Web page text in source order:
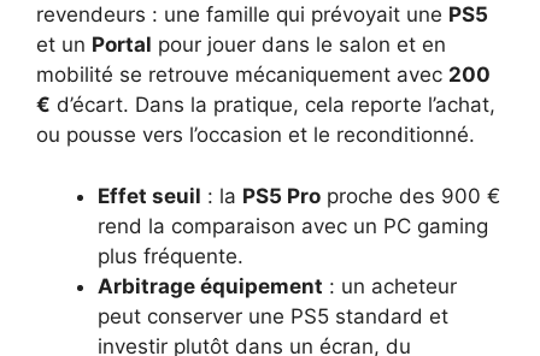
revendeurs : une famille qui prévoyait une PS5
et un Portal pour jouer dans le salon et en
mobilité se retrouve mécaniquement avec 200
€ d’écart. Dans la pratique, cela reporte l’achat,
ou pousse vers l’occasion et le reconditionné.
Effet seuil : la PS5 Pro proche des 900 €
rend la comparaison avec un PC gaming
plus fréquente.
Arbitrage équipement : un acheteur
peut conserver une PS5 standard et
investir plutôt dans un écran, du